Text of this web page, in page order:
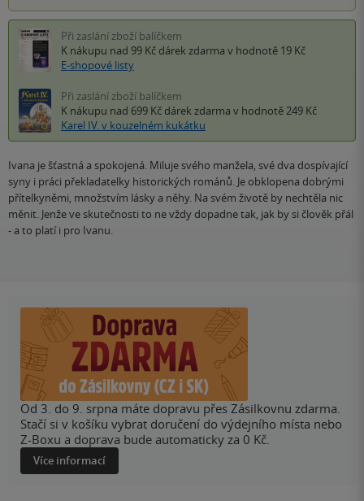
Při zaslání zboží balíčkem
K nákupu nad 99 Kč dárek zdarma v hodnotě 19 Kč
E-shopové listy
Při zaslání zboží balíčkem
K nákupu nad 699 Kč dárek zdarma v hodnotě 249 Kč
Karel IV. v kouzelném kukátku
Ivana je šťastná a spokojená. Miluje svého manžela, své dva dospívající
syny i práci překladatelky historických románů. Je obklopena dobrými
přítelkyněmi, množstvím lásky a něhy. Na svém životě by nechtěla nic
měnit. Jenže ve skutečnosti to ne vždy dopadne tak, jak by si člověk přál
- a to platí i pro Ivanu.
Od 3. do 9. srpna máte dopravu přes Zásilkovnu zdarma.
Stačí si v košíku vybrat doručení do výdejního místa nebo
Z-Boxu a doprava bude automaticky za 0 Kč.
Více informací